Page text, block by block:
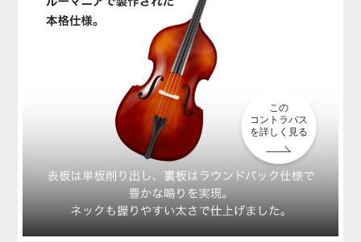
この
コントラバス
を詳しく見る